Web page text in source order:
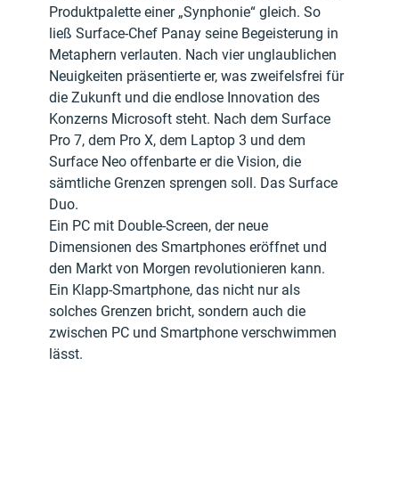
Produktpalette einer „Synphonie“ gleich. So
ließ Surface-Chef Panay seine Begeisterung in
Metaphern verlauten. Nach vier unglaublichen
Neuigkeiten präsentierte er, was zweifelsfrei für
die Zukunft und die endlose Innovation des
Konzerns Microsoft steht. Nach dem Surface
Pro 7, dem Pro X, dem Laptop 3 und dem
Surface Neo offenbarte er die Vision, die
sämtliche Grenzen sprengen soll. Das Surface
Duo.
Ein PC mit Double-Screen, der neue
Dimensionen des Smartphones eröffnet und
den Markt von Morgen revolutionieren kann.
Ein Klapp-Smartphone, das nicht nur als
solches Grenzen bricht, sondern auch die
zwischen PC und Smartphone verschwimmen
lässt.